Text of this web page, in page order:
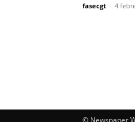
fasecgt - 4
© Newspaper